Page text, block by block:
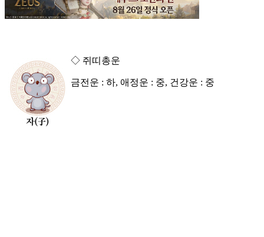
◇ 쥐띠총운
금전운 : 하, 애정운 : 중, 건강운 : 중